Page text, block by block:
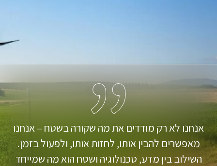
אנחנו לא רק מודדים את מה שקורה בשטח – אנחנו
מאפשרים להבין אותו, לחזות אותו, ולפעול בזמן.
השילוב בין מדע, טכנולוגיה ושטח הוא מה שמייחד
הצלחה של פרויקט אינה נמדדת רק בפתרון
הטכנולוגי, אלא ביכולת להתאים אותו לצורכי הלקוח,
לתנאי השטח וליעדים התפעוליים לאורך זמן.